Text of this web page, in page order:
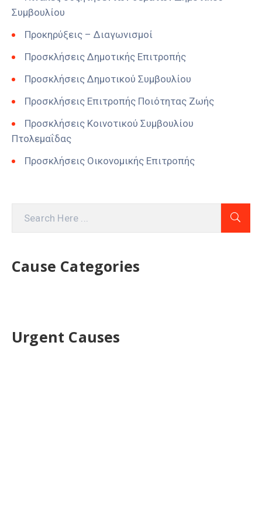
Συμβουλίου
Προκηρύξεις – Διαγωνισμοί
Προσκλήσεις Δημοτικής Επιτροπής
Προσκλήσεις Δημοτικού Συμβουλίου
Προσκλήσεις Επιτροπής Ποιότητας Ζωής
Προσκλήσεις Κοινοτικού Συμβουλίου
Πτολεμαΐδας
Προσκλήσεις Οικονομικής Επιτροπής
Cause Categories
Urgent Causes